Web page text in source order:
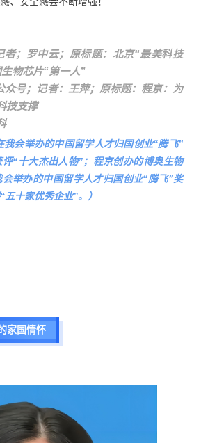
者；罗中云；原标题：北京“最美科技
物芯片“第一人”
众号；记者：王萍；原标题：程京：为
技支撑
我会举办的中国留学人才归国创业“腾飞”
“十大杰出人物”；程京创办的博奥生物
举办的中国留学人才归国创业“腾飞”奖
十家优秀企业”。
）
家国情怀